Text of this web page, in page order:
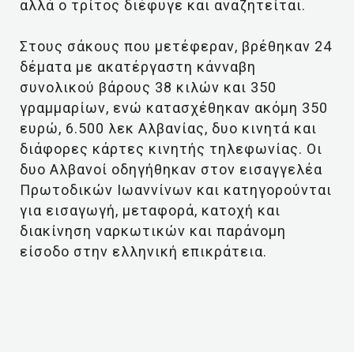
αλλά ο τρίτος διέφυγε και αναζητείται.
Στους σάκους που μετέφεραν, βρέθηκαν 24
δέματα με ακατέργαστη κάνναβη
συνολικού βάρους 38 κιλών και 350
γραμμαρίων, ενώ κατασχέθηκαν ακόμη 350
ευρώ, 6.500 λεκ Αλβανίας, δυο κινητά και
διάφορες κάρτες κινητής τηλεφωνίας. Οι
δυο Αλβανοί οδηγήθηκαν στον εισαγγελέα
Πρωτοδικών Ιωαννίνων και κατηγορούνται
για εισαγωγή, μεταφορά, κατοχή και
διακίνηση ναρκωτικών και παράνομη
είσοδο στην ελληνική επικράτεια.